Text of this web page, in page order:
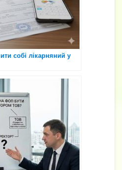
собі лікарняний у